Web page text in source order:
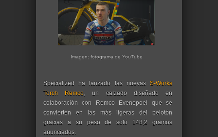
Imagen: fotograma de YouTube
Specialized ha lanzado las nuevas S-Works
Torch Remco, un calzado diseñado en
colaboración con Remco Evenepoel que se
convierten en las más ligeras del pelotón
gracias a su peso de solo 148,2 gramos
anunciados.